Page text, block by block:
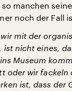
manchen
noch der Fall
wir mit der
ist nicht eines,
Museum
oder wir fackeln
ist, dass der